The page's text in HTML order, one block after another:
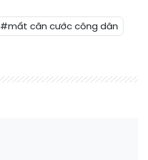
#mất căn cước công dân